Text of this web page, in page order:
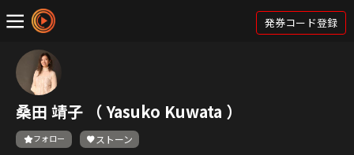
発券コード登録
桑田 靖子 （ Yasuko Kuwata ）
フォロー
ストーン